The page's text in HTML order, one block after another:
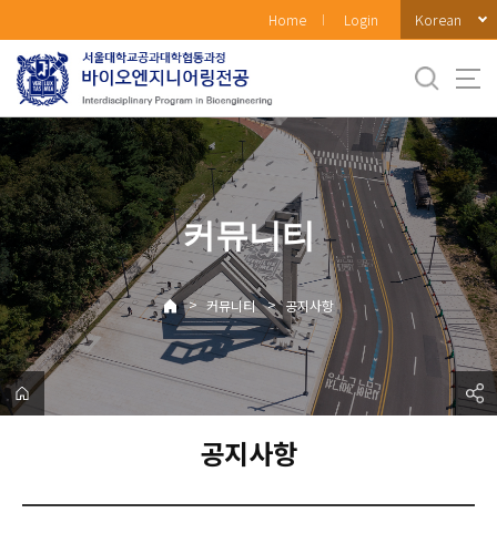
로
메
뉴
Home Login Korean
커뮤니티
> 커뮤니티 > 공지사항
공지사항